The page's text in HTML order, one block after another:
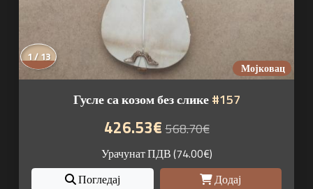
Мојковац
1 / 13
Гусле са козом без слике#157
426.53€568.70€
Урачунат ПДВ (74.00€)
Погледај
Додај